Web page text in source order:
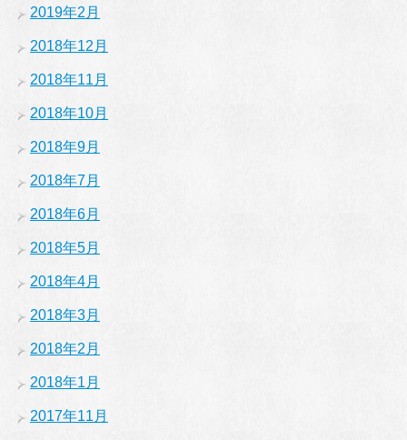
2019年2月
2018年12月
2018年11月
2018年10月
2018年9月
2018年7月
2018年6月
2018年5月
2018年4月
2018年3月
2018年2月
2018年1月
2017年11月